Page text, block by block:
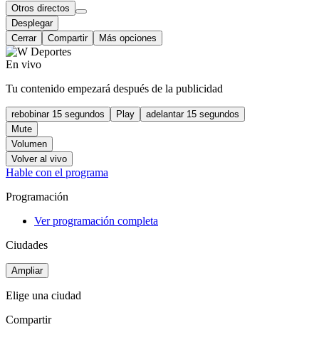
Otros directos
Desplegar
Cerrar
Compartir Más opciones
En vivo
Tu contenido empezará después de la publicidad
rebobinar 15 segundos Play
adelantar 15 segundos
Mute
Volumen
Volver al vivo
Hable con el programa
Programación
Ver programación completa
Ciudades
Ampliar
Elige una ciudad
Compartir